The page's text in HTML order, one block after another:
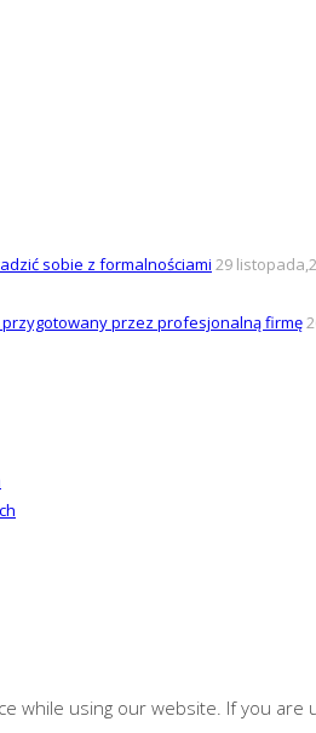
sobie z formalnościami 29
przez profesjonalną firmę
while using our website. If you